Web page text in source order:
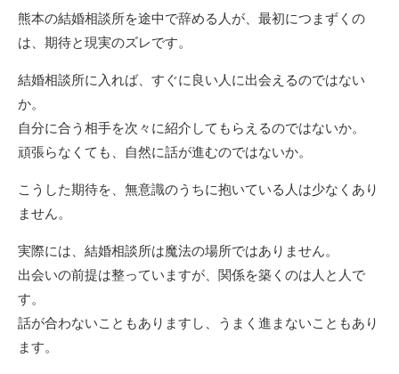
熊本の結婚相談所を途中で辞める人が、最初につまずくの
は、期待と現実のズレです。
結婚相談所に入れば、すぐに良い人に出会えるのではない
か。
自分に合う相手を次々に紹介してもらえるのではないか。
頑張らなくても、自然に話が進むのではないか。
こうした期待を、無意識のうちに抱いている人は少なくあり
ません。
実際には、結婚相談所は魔法の場所ではありません。
出会いの前提は整っていますが、関係を築くのは人と人で
す。
話が合わないこともありますし、うまく進まないこともあり
ます。